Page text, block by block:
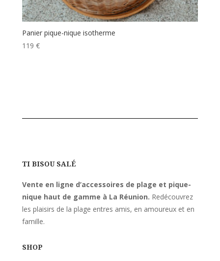
Panier pique-nique isotherme
119 €
TI BISOU SALÉ
Vente en ligne d’accessoires de plage et pique-
nique haut de gamme à La Réunion. Redécouvrez
les plaisirs de la plage entres amis, en amoureux et en
famille.
SHOP